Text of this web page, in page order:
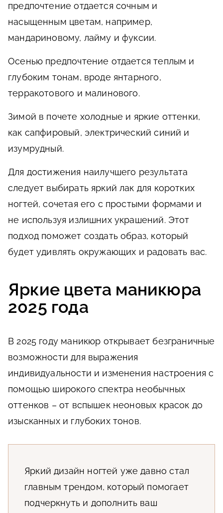
предпочтение отдается сочным и
насыщенным цветам, например,
мандариновому, лайму и фуксии.
Осенью предпочтение отдается теплым и
глубоким тонам, вроде янтарного,
терракотового и малинового.
Зимой в почете холодные и яркие оттенки,
как сапфировый, электрический синий и
изумрудный.
Для достижения наилучшего результата
следует выбирать яркий лак для коротких
ногтей, сочетая его с простыми формами и
не используя излишних украшений. Этот
подход поможет создать образ, который
будет удивлять окружающих и радовать вас.
Яркие цвета маникюра
2025 года
В 2025 году маникюр открывает безграничные
возможности для выражения
индивидуальности и изменения настроения с
помощью широкого спектра необычных
оттенков – от вспышек неоновых красок до
изысканных и глубоких тонов.
Яркий дизайн ногтей уже давно стал
главным трендом, который помогает
подчеркнуть и дополнить ваш